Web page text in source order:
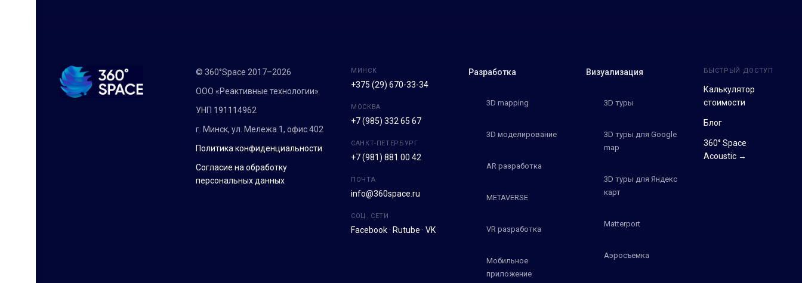
© 360°Space 2017–2026
ООО «Реактивные технологии»
УНП 191114962
г. Минск, ул. Мележа 1, офис 402
Политика конфиденциальности
Согласие на обработку
персональных данных
МИНСК
+375 (29) 670-33-34
МОСКВА
+7 (985) 332 65 67
САНКТ-ПЕТЕРБУРГ
+7 (981) 881 00 42
ПОЧТА
info@360space.ru
СОЦ. СЕТИ
Facebook· Rutube · VK
Разработка
3D mapping
3D моделирование
AR разработка
METAVERSE
VR разработка
Мобильное
приложение
Визуализация
3D туры
3D туры для Google
map
3D туры для Яндекс
карт
Matterport
Аэросъемка
БЫСТРЫЙ ДОСТУП
Калькулятор
стоимости
Блог
360° Space
Acoustic →